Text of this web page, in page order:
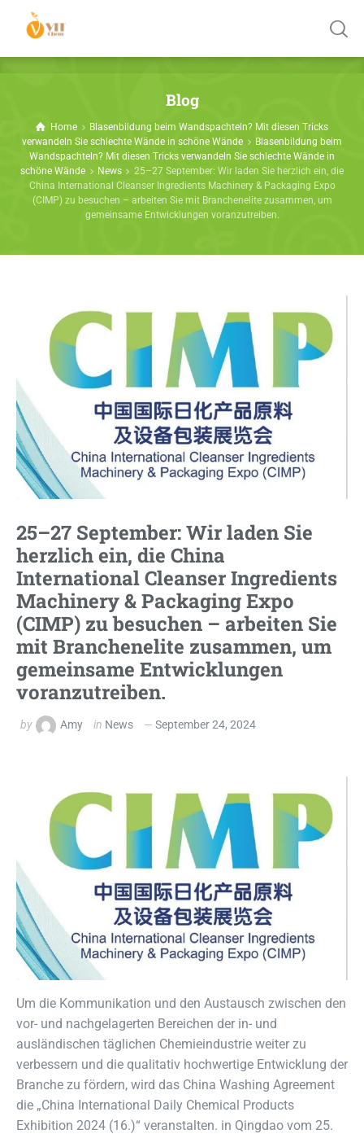
Blog
Home
Blasenbildung beim Wandspachteln? Mit diesen Tricks
verwandeln Sie schlechte Wände in schöne Wände
Blasenbildung beim
Wandspachteln? Mit diesen Tricks verwandeln Sie schlechte Wände in
schöne Wände
News
25–27 September: Wir laden Sie herzlich ein, die
China International Cleanser Ingredients Machinery & Packaging Expo
(CIMP) zu besuchen – arbeiten Sie mit Branchenelite zusammen, um
gemeinsame Entwicklungen voranzutreiben.
25–27 September: Wir laden Sie
herzlich ein, die China
International Cleanser Ingredients
Machinery & Packaging Expo
(CIMP) zu besuchen – arbeiten Sie
mit Branchenelite zusammen, um
gemeinsame Entwicklungen
voranzutreiben.
by Amy in News September 24, 2024
Um die Kommunikation und den Austausch zwischen den
vor- und nachgelagerten Bereichen der in- und
ausländischen täglichen Chemieindustrie weiter zu
verbessern und die qualitativ hochwertige Entwicklung der
Branche zu fördern, wird das China Washing Agreement
die „China International Daily Chemical Products
Exhibition 2024 (16.)“ veranstalten. in Qingdao vom 25.